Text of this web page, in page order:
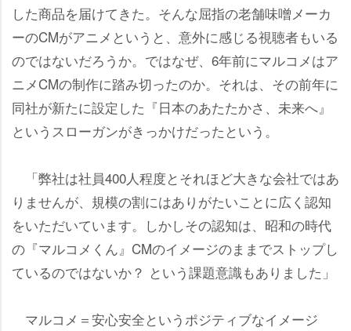
した商品を届けてきた。そんな屈指の老舗味噌メーカ
ーのCMがアニメというと、意外に感じる視聴者もいる
のではないだろうか。ではなぜ、6年前にマルコメはア
ニメCMの制作に踏み切ったのか。それは、その前年に
同社が新たに設定した『日本のあたたかさ、未来へ』
というスローガンがきっかけだったという。
「弊社は社員400人程度とそれほど大きな会社ではあ
りませんが、規模の割にはありがたいことに広く認知
をいただいています。しかしその認知は、昭和の時代
の『マルコメくん』CMのイメージのままでストップし
ているのではないか？ という課題意識もありました」
マルコメ＝安心安全というポジティブなイメージ